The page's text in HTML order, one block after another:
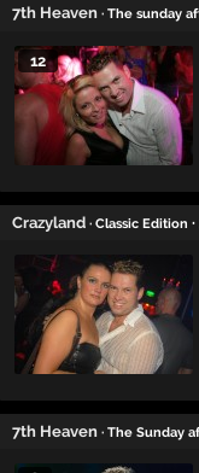
7th Heaven · The sunday
12
Crazyland · Classic Edition
7th Heaven · The Sunday